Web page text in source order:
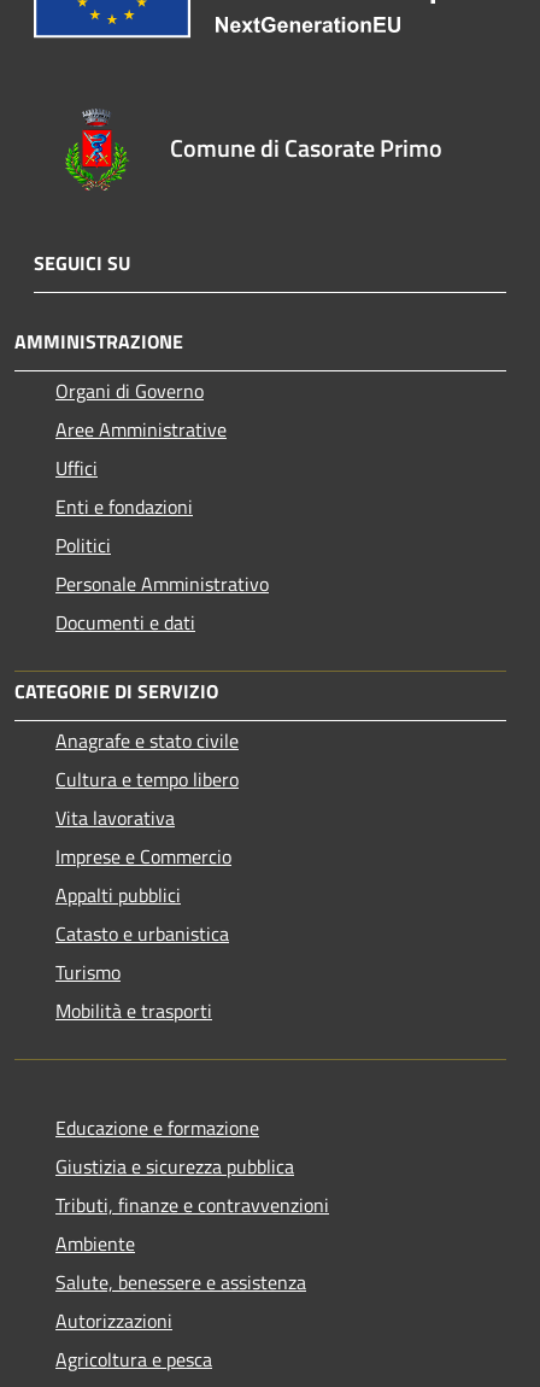
Comune di Casorate Primo
SEGUICI SU
AMMINISTRAZIONE
Organi di Governo
Aree Amministrative
Uffici
Enti e fondazioni
Politici
Personale Amministrativo
Documenti e dati
CATEGORIE DI SERVIZIO
Anagrafe e stato civile
Cultura e tempo libero
Vita lavorativa
Imprese e Commercio
Appalti pubblici
Catasto e urbanistica
Turismo
Mobilità e trasporti
Educazione e formazione
Giustizia e sicurezza pubblica
Tributi, finanze e contravvenzioni
Ambiente
Salute, benessere e assistenza
Autorizzazioni
Agricoltura e pesca